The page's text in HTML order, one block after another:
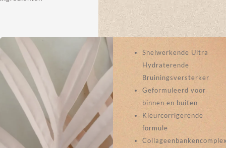
Snelwerkende Ultra
Hydraterende
Bruiningsversterker
Geformuleerd voor
binnen en buiten
Kleurcorrigerende
formule